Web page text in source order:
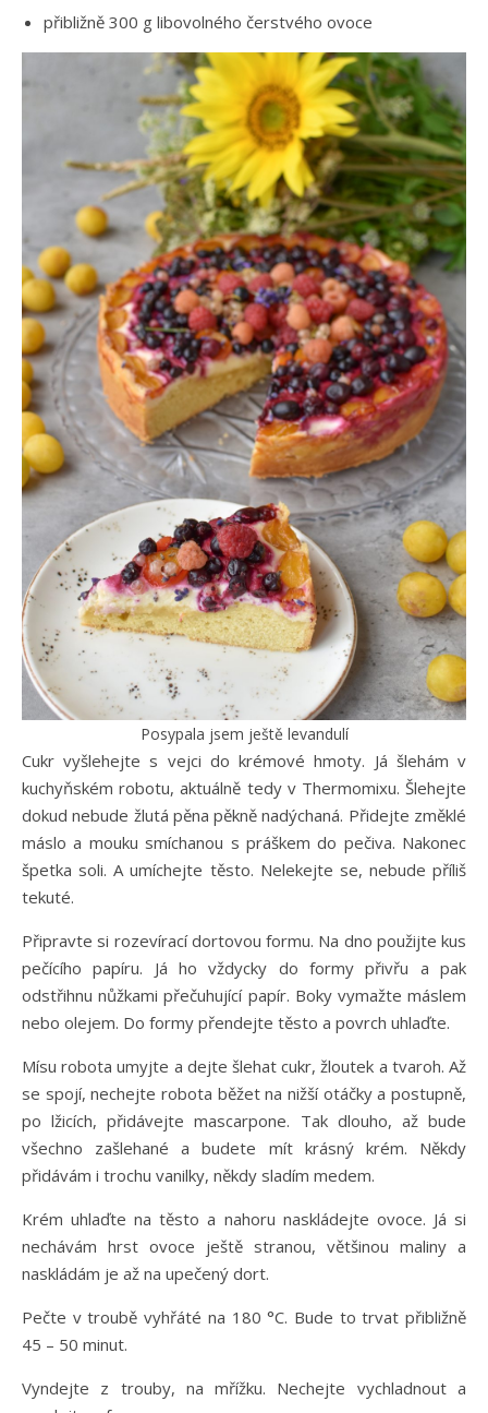
přibližně 300 g libovolného čerstvého ovoce
Posypala jsem ještě levandulí
Cukr vyšlehejte s vejci do krémové hmoty. Já šlehám v
kuchyňském robotu, aktuálně tedy v Thermomixu. Šlehejte
dokud nebude žlutá pěna pěkně nadýchaná. Přidejte změklé
máslo a mouku smíchanou s práškem do pečiva. Nakonec
špetka soli. A umíchejte těsto. Nelekejte se, nebude příliš
tekuté.
Připravte si rozevírací dortovou formu. Na dno použijte kus
pečícího papíru. Já ho vždycky do formy přivřu a pak
odstřihnu nůžkami přečuhující papír. Boky vymažte máslem
nebo olejem. Do formy přendejte těsto a povrch uhlaďte.
Mísu robota umyjte a dejte šlehat cukr, žloutek a tvaroh. Až
se spojí, nechejte robota běžet na nižší otáčky a postupně,
po lžicích, přidávejte mascarpone. Tak dlouho, až bude
všechno zašlehané a budete mít krásný krém. Někdy
přidávám i trochu vanilky, někdy sladím medem.
Krém uhlaďte na těsto a nahoru naskládejte ovoce. Já si
nechávám hrst ovoce ještě stranou, většinou maliny a
naskládám je až na upečený dort.
Pečte v troubě vyhřáté na 180 °C. Bude to trvat přibližně
45 – 50 minut.
Vyndejte z trouby, na mřížku. Nechejte vychladnout a